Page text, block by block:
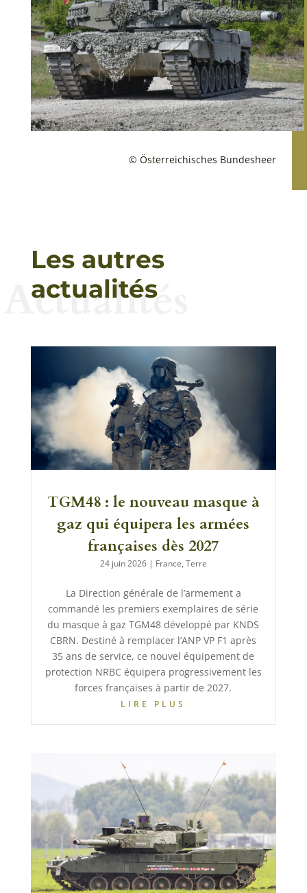
© Österreichisches Bundesheer
Les autres
actualités
Actualités
TGM48 : le nouveau masque à
gaz qui équipera les armées
françaises dès 2027
24 juin 2026| France, Terre
La Direction générale de l’armement a
commandé les premiers exemplaires de série
du masque à gaz TGM48 développé par KNDS
CBRN. Destiné à remplacer l’ANP VP F1 après
35 ans de service, ce nouvel équipement de
protection NRBC équipera progressivement les
forces françaises à partir de 2027.
LIRE PLUS